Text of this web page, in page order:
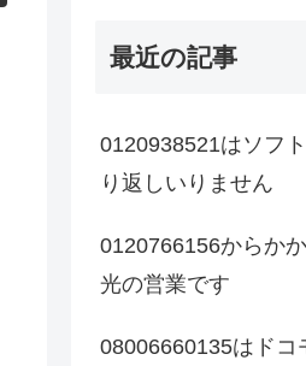
最近の記事
0120938521はソフ
り返しいりません
0120766156からか
光の営業です
08006660135はド